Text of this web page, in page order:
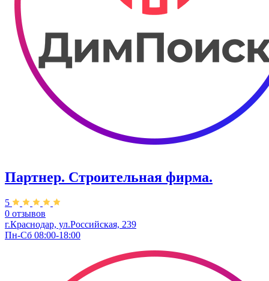
Партнер. Строительная фирма.
5
0 отзывов
г.Краснодар, ул.Российская, 239
Пн-Сб 08:00-18:00